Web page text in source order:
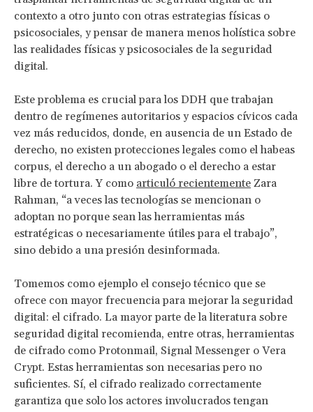
contexto a otro junto con otras estrategias físicas o
psicosociales, y pensar de manera menos holística sobre
las realidades físicas y psicosociales de la seguridad
digital.
Este problema es crucial para los DDH que trabajan
dentro de regímenes autoritarios y espacios cívicos cada
vez más reducidos, donde, en ausencia de un Estado de
derecho, no existen protecciones legales como el habeas
corpus, el derecho a un abogado o el derecho a estar
libre de tortura. Y como articuló recientemente Zara
Rahman, “a veces las tecnologías se mencionan o
adoptan no porque sean las herramientas más
estratégicas o necesariamente útiles para el trabajo”,
sino debido a una presión desinformada.
Tomemos como ejemplo el consejo técnico que se
ofrece con mayor frecuencia para mejorar la seguridad
digital: el cifrado. La mayor parte de la literatura sobre
seguridad digital recomienda, entre otras, herramientas
de cifrado como Protonmail, Signal Messenger o Vera
Crypt. Estas herramientas son necesarias pero no
suficientes. Sí, el cifrado realizado correctamente
garantiza que solo los actores involucrados tengan